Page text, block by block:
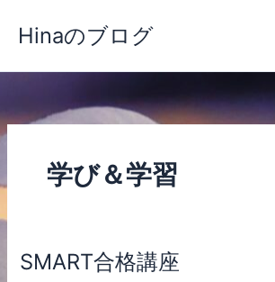
ス
ッ
プ
Hinaのブログ
学び＆学習
SMART合格講座
SMART